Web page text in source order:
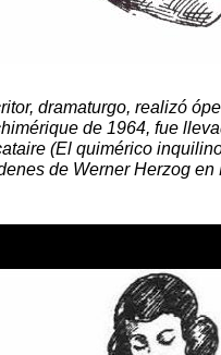
dramaturgo, realizó
de 1964, fue
(El quimérico
de Werner Herzog en